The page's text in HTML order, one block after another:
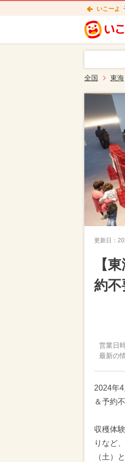
いこーよ
全国 東海
更新日：
【
約
営業日
最新の
2024年
＆予約
収穫体
りなど
（土）